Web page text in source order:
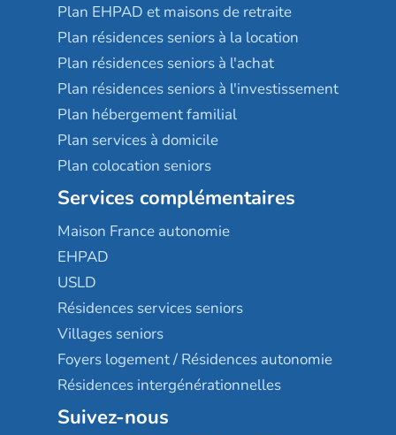
Plan EHPAD et maisons de retraite
Plan résidences seniors à la location
Plan résidences seniors à l'achat
Plan résidences seniors à l'investissement
Plan hébergement familial
Plan services à domicile
Plan colocation seniors
Services complémentaires
Maison France autonomie
EHPAD
USLD
Résidences services seniors
Villages seniors
Foyers logement / Résidences autonomie
Résidences intergénérationnelles
Suivez-nous